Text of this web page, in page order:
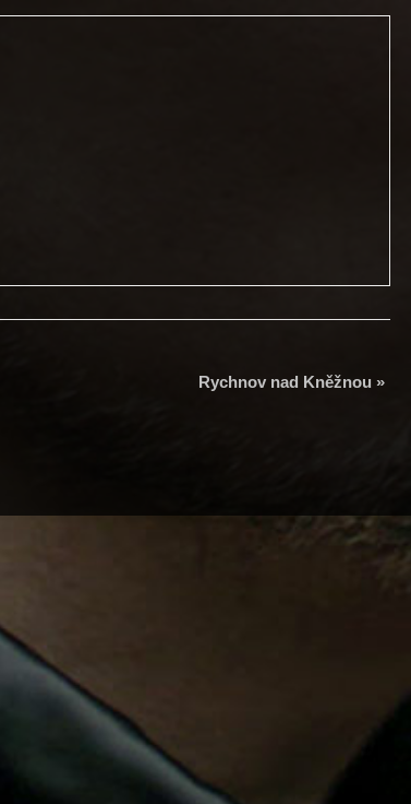
Rychnov nad Kněžnou»